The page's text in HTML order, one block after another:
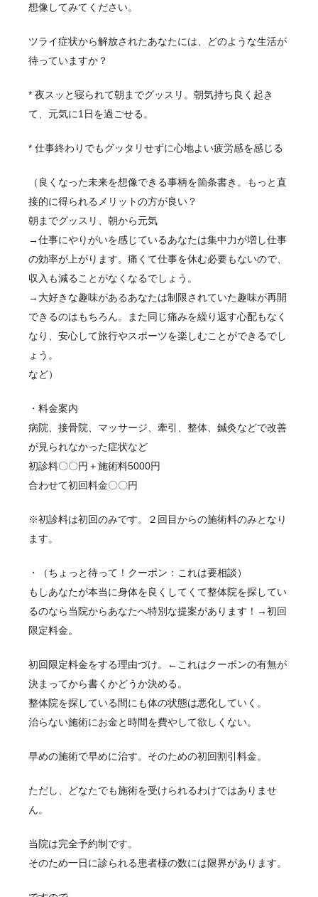
想像してみてください。
ツライ症状から解放されたあなたには、どのような生活が
待っていますか？
* 夜スッと寝られて朝までグッスリ。朝気持ち良く起き
て、元気に1日を過ごせる。
* 仕事終わりでもグッタリせずに心地よい疲労感を感じる
（良くなった未来を想像できる事柄を箇条書き。もっと直
接的に得られるメリットの方が良い？
朝までグッスリ、朝から元気
→仕事にやりがいを感じているあなたは集中力が増し仕事
の効率が上がります。痛くて仕事を休む必要もないので、
収入も減ることがなくなるでしょう。
→大好きな趣味があるあなたは制限されていた趣味が再開
できるのはもちろん。また同じ痛みを繰り返す心配もなく
なり、安心して旅行やスポーツを楽しむことができるでし
ょう。
など）
・料金案内
病院、接骨院、マッサージ、牽引、整体、鍼灸などで改善
が見られなかった症状など
初診料〇〇円＋施術料5000円
合わせて初回料金〇〇円
※初診料は初回のみです。２回目からの施術料のみとなり
ます。
・（ちょっと待って！クーポン：これは要相談）
もしあなたが本当に身体を良くしてくて整体院を探してい
るのなら当院からあなたへ特別な提案があります！→初回
限定料金。
初回限定料金をする理由づけ。←これはクーポンの有無が
決まってから書くかどうか決める。
整体院を探している間にも体の状態は悪化していく。
治らない施術にお金と時間を費やして欲しくない。
早めの施術で早めに治す。そのための初回割引料金。
ただし、どなたでも施術を受けられるわけではありませ
ん。
当院は完全予約制です。
そのため一日に診られる患者様の数には限界があります。